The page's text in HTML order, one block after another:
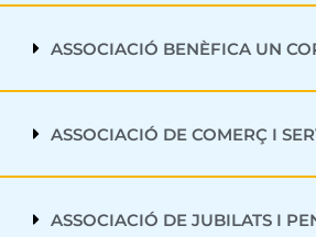
ASSOCIACIÓ BENÈFICA UN
ASSOCIACIÓ DE COMERÇ I
ASSOCIACIÓ DE JUBILATS I